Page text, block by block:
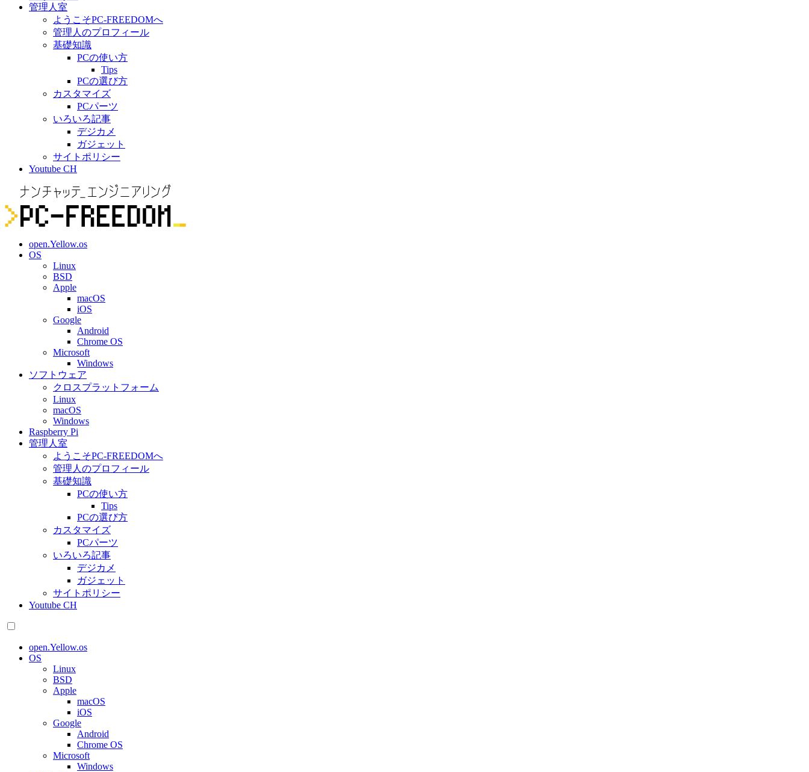
管理人室
ようこそPC-FREEDOMへ
管理人のプロフィール
基礎知識
PCの使い方
Tips
PCの選び方
カスタマイズ
PCパーツ
いろいろ記事
デジカメ
ガジェット
サイトポリシー
Youtube CH
open.Yellow.os
OS
Linux
BSD
Apple
macOS
iOS
Google
Android
Chrome OS
Microsoft
Windows
ソフトウェア
クロスプラットフォーム
Linux
macOS
Windows
Raspberry Pi
管理人室
ようこそPC-FREEDOMへ
管理人のプロフィール
基礎知識
PCの使い方
Tips
PCの選び方
カスタマイズ
PCパーツ
いろいろ記事
デジカメ
ガジェット
サイトポリシー
Youtube CH
open.Yellow.os
OS
Linux
BSD
Apple
macOS
iOS
Google
Android
Chrome OS
Microsoft
Windows